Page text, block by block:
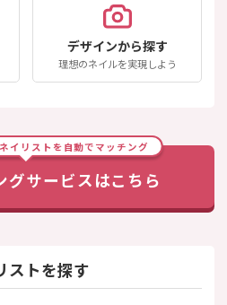
ストを探す
デザインから探す
理想のネイルを実現しよう
イリストを自動でマッチング
グサービスはこちら